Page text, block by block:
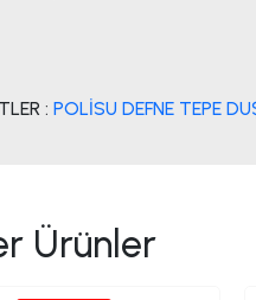
: POLİSU DEFNE TEPE
Ürünler